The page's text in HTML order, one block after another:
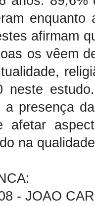
afirmam
os vêem
neste
presença
afetar
na
- JOAO